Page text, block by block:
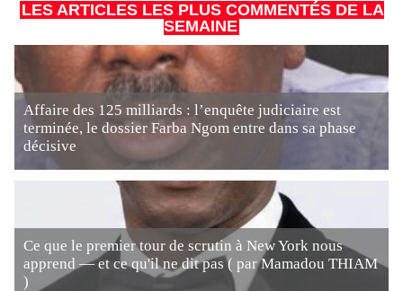
LES ARTICLES LES PLUS COMMENTÉS DE LA
SEMAINE
Affaire des 125 milliards : l’enquête judiciaire est
terminée, le dossier Farba Ngom entre dans sa phase
décisive
Ce que le premier tour de scrutin à New York nous
apprend — et ce qu'il ne dit pas ( par Mamadou THIAM
)